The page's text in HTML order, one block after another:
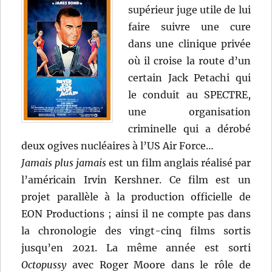
supérieur juge utile de lui
faire suivre une cure
dans une clinique privée
où il croise la route d’un
certain Jack Petachi qui
le conduit au SPECTRE,
une organisation
criminelle qui a dérobé
deux ogives nucléaires à l’US Air Force…
Jamais plus jamais est un film anglais réalisé par
l’américain Irvin Kershner. Ce film est un
projet parallèle à la production officielle de
EON Productions ; ainsi il ne compte pas dans
la chronologie des vingt-cinq films sortis
jusqu’en 2021. La même année est sorti
Octopussyavec Roger Moore dans le rôle de